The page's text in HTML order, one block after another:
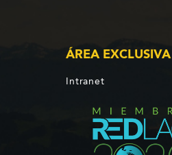
ÁREA EXCLUSIVA
Intranet